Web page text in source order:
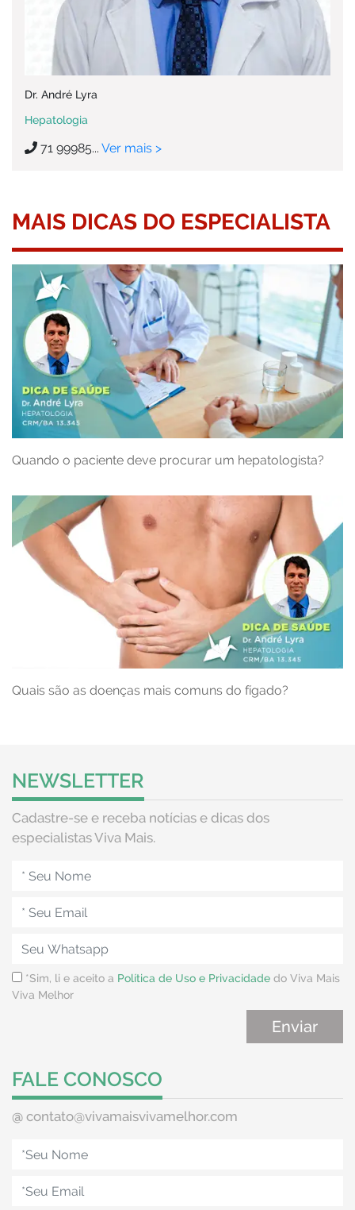
Dr. André Lyra
Hepatologia
71 99985... Ver mais >
MAIS DICAS DO ESPECIALISTA
Quando o paciente deve procurar um hepatologista?
Quais são as doenças mais comuns do fígado?
NEWSLETTER
Cadastre-se e receba notícias e dicas dos
especialistas Viva Mais.
*Sim, li e aceito a Política de Uso e Privacidade do Viva Mais
Viva Melhor
FALE CONOSCO
@ contato@vivamaisvivamelhor.com